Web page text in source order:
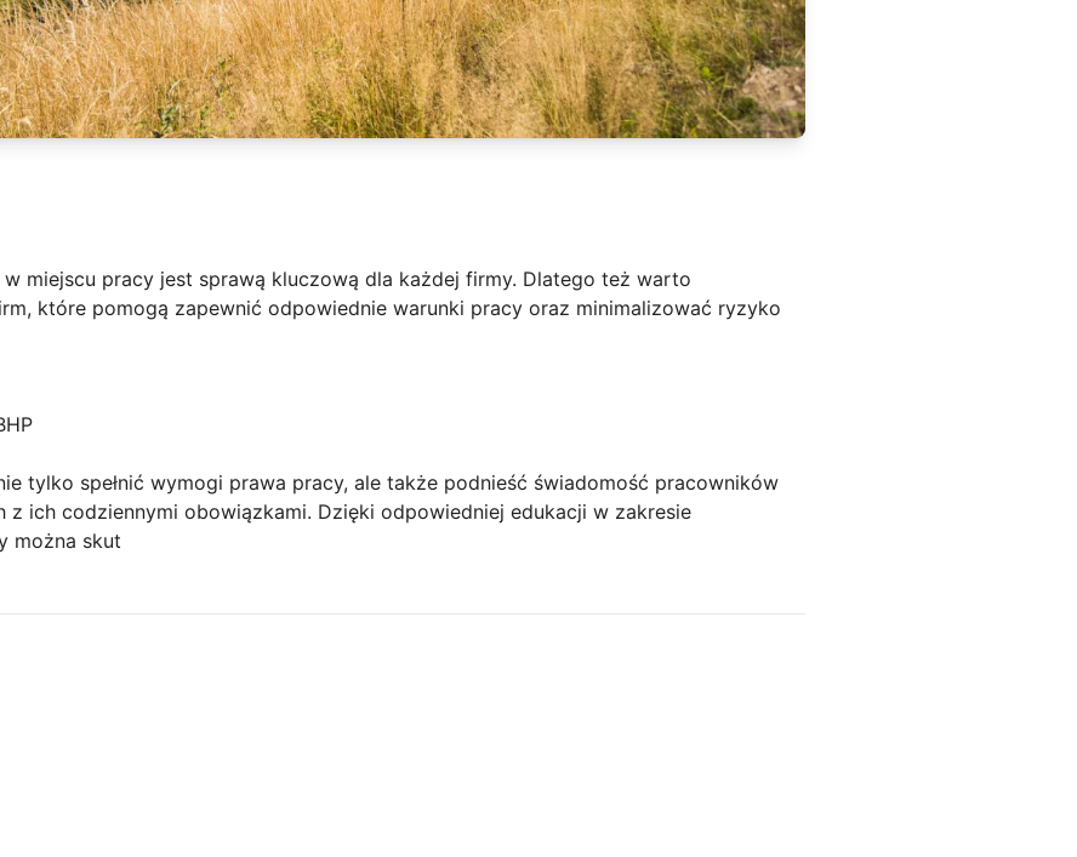
miejscu pracy jest sprawą kluczową dla każdej firmy. Dlatego też warto
które pomogą zapewnić odpowiednie warunki pracy oraz minimalizować ryzyko
tylko spełnić wymogi prawa pracy, ale także podnieść świadomość pracowników
z ich codziennymi obowiązkami. Dzięki odpowiedniej edukacji w zakresie
można skut